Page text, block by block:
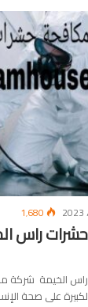
1٬680
الخيمة شركة
على صحة